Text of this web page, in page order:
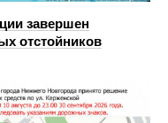
завершен
отстойников